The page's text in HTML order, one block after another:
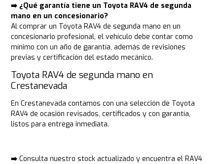
➡️ ¿Qué garantía tiene un Toyota RAV4 de segunda
mano en un concesionario?
Al comprar un Toyota RAV4 de segunda mano en un
concesionario profesional, el vehículo debe contar como
mínimo con un año de garantía, además de revisiones
previas y certificación del estado mecánico.
Toyota RAV4 de segunda mano en
Crestanevada
En Crestanevada contamos con una selección de Toyota
RAV4 de ocasión revisados, certificados y con garantía,
listos para entrega inmediata.
➡️Consulta nuestro stock actualizado y encuentra el RAV4